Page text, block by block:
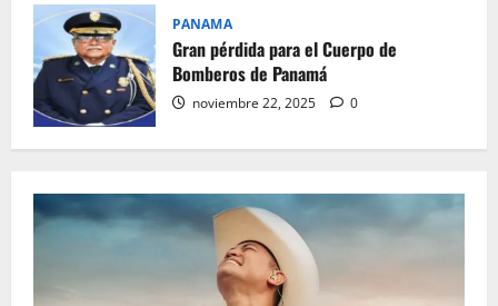
PANAMA
Gran pérdida para el Cuerpo de
Bomberos de Panamá
noviembre 22, 2025 0